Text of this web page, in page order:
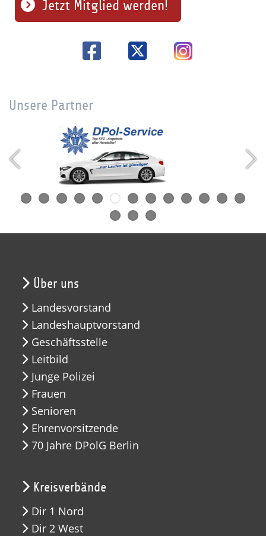
Jetzt Mitglied werden!
Unsere Partner
Über uns
Landesvorstand
Landeshauptvorstand
Geschäftsstelle
Leitbild
Junge Polizei
Frauen
Senioren
Ehrenvorsitzende
70 Jahre DPolG Berlin
Kreisverbände
Dir 1 Nord
Dir 2 West